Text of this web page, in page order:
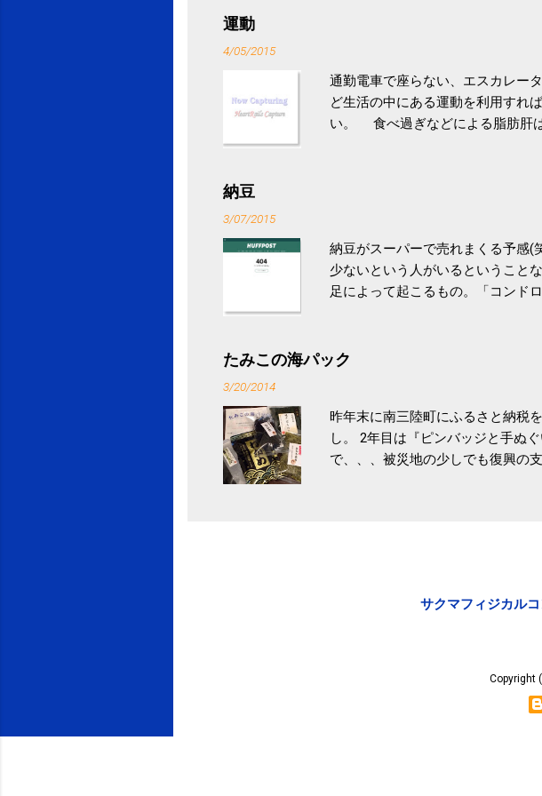
運動
4/05/2015
通勤電車で座らない、エスカレー
ど生活の中にある運動を利用すれ
い。 食べ過ぎなどによる脂肪肝
ル性脂肪性肝疾患。体重は減ら
納豆
3/07/2015
納豆がスーパーで売れまくる予感(
少ないという人がいるということ
足によって起こるもの。「コンド
いためには、食生活で「コンド
豆をはじめとしたネバネバ&ヌル
タレやからしをかき混ぜる前に入
味しい食べかた」は、 ・賞味期限
や薬味はかき混ぜた後に入れる。
り一層引き立つそうです。 関節
うが身体にお財布にも良さそうな
たみこの海パック
3/20/2014
昨年末に南三陸町にふるさと納税
し。 2年目は『ピンバッジと手ぬ
で、、、被災地の少しでも復興の
税になるということもあって始め
サクマフィジカル
Copyright